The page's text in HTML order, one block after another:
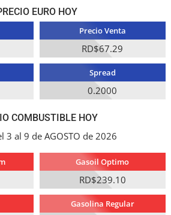
EURO HOY
Precio Venta
RD$67.29
Spread
0.2000
COMBUSTIBLE HOY
3 al 9 de AGOSTO de 2026
Gasoil Optimo
RD$239.10
Gasolina Regular